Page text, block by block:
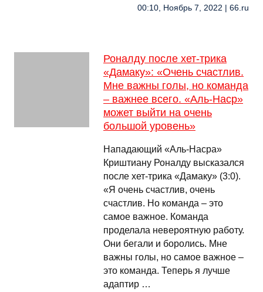
00:10, Ноябрь 7, 2022 | 66.ru
Роналду после хет-трика
«Дамаку»: «Очень счастлив.
Мне важны голы, но команда
– важнее всего. «Аль-Наср»
может выйти на очень
большой уровень»
Нападающий «Аль-Насра»
Криштиану Роналду высказался
после хет-трика «Дамаку» (3:0).
«Я очень счастлив, очень
счастлив. Но команда – это
самое важное. Команда
проделала невероятную работу.
Они бегали и боролись. Мне
важны голы, но самое важное –
это команда. Теперь я лучше
адаптир …